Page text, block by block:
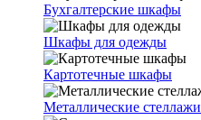
Бухгалтерские шкафы
Шкафы для одежды
Картотечные шкафы
Металлические стеллажи